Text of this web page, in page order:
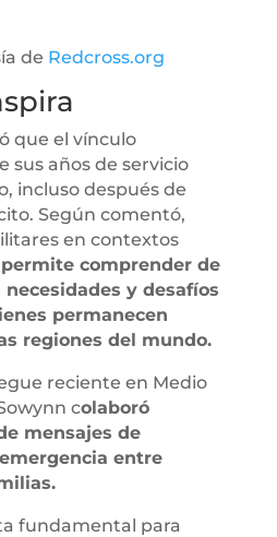
de Redcross.org
que el vínculo
sus años de servicio
incluso después de
Según comentó,
en contextos
comprender de
y desafíos
permanecen
regiones del mundo.
reciente en Medio
colaboró
mensajes de
entre
fundamental para